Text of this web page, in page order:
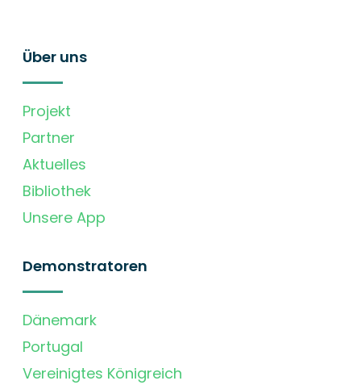
Über uns
Projekt
Partner
Aktuelles
Bibliothek
Unsere App
Demonstratoren
Dänemark
Portugal
Vereinigtes Königreich